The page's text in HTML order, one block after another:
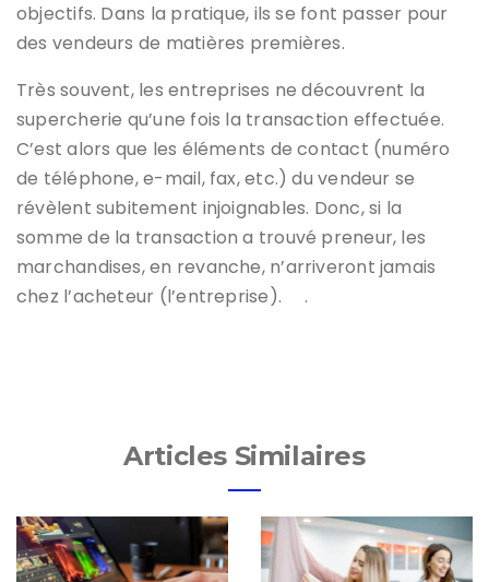
objectifs. Dans la pratique, ils se font passer pour
des vendeurs de matières premières.
Très souvent, les entreprises ne découvrent la
supercherie qu’une fois la transaction effectuée.
C’est alors que les éléments de contact (numéro
de téléphone, e-mail, fax, etc.) du vendeur se
révèlent subitement injoignables. Donc, si la
somme de la transaction a trouvé preneur, les
marchandises, en revanche, n’arriveront jamais
chez l’acheteur (l’entreprise). .
Articles Similaires